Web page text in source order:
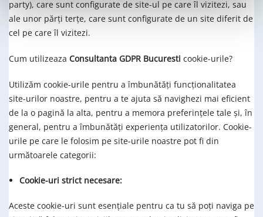
party), care sunt configurate de site-ul pe care îl vizitezi, sau
ale unor părţi terţe, care sunt configurate de un site diferit de
cel pe care îl vizitezi.
Cum utilizeaza Consultanta GDPR Bucuresti cookie-urile?
Utilizăm cookie-urile pentru a îmbunătăţi funcţionalitatea
site-urilor noastre, pentru a te ajuta să navighezi mai eficient
de la o pagină la alta, pentru a memora preferinţele tale şi, în
general, pentru a îmbunătăţi experienţa utilizatorilor. Cookie-
urile pe care le folosim pe site-urile noastre pot fi din
următoarele categorii:
Cookie-uri strict necesare:
Aceste cookie-uri sunt esenţiale pentru ca tu să poţi naviga pe